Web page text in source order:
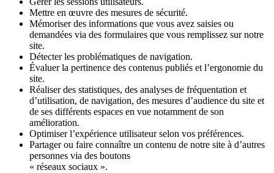
Mettre en œuvre des mesures de sécurité.
Mémoriser des informations que vous avez saisies ou
demandées via des formulaires que vous remplissez sur notre
site.
Détecter les problématiques de navigation.
Évaluer la pertinence des contenus publiés et l’ergonomie du
site.
Réaliser des statistiques, des analyses de fréquentation et
d’utilisation, de navigation, des mesures d’audience du site et
de ses différents espaces en vue notamment de son
amélioration.
Optimiser l’expérience utilisateur selon vos préférences.
Partager ou faire connaître un contenu de notre site à d’autres
personnes via des boutons
« réseaux sociaux ».